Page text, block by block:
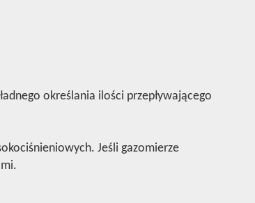
określania ilości przepływającego
Jeśli gazomierze